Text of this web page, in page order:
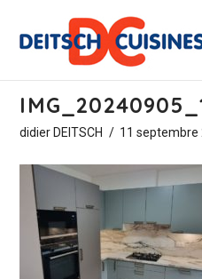
didier DEITSCH 11 septembre